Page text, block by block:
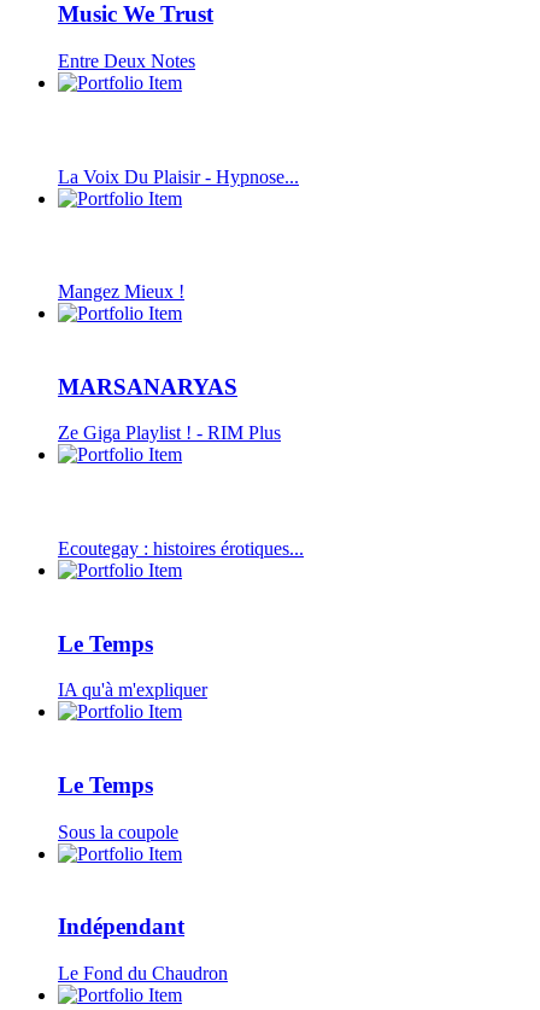
Music We Trust
Entre Deux Notes
La Voix Du Plaisir - Hypnose...
Mangez Mieux !
MARSANARYAS
Ze Giga Playlist ! - RIM Plus
Ecoutegay : histoires érotiques...
Le Temps
IA qu'à m'expliquer
Le Temps
Sous la coupole
Indépendant
Le Fond du Chaudron